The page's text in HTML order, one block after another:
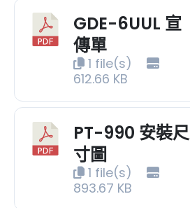
GDE-6UUL 宣
傳單
1 file(s)
612.66 KB
PT-990 安裝尺
寸圖
1 file(s)
893.67 KB